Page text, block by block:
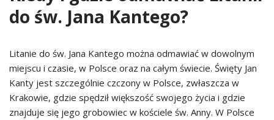
do św. Jana Kantego?
Litanie do św. Jana Kantego można odmawiać w dowolnym
miejscu i czasie, w Polsce oraz na całym świecie. Święty Jan
Kanty jest szczególnie czczony w Polsce, zwłaszcza w
Krakowie, gdzie spędził większość swojego życia i gdzie
znajduje się jego grobowiec w kościele św. Anny. W Polsce